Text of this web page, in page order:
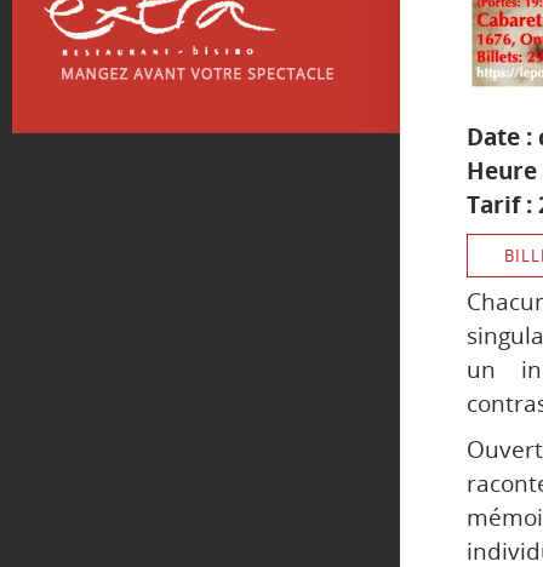
Date :
Heure
Tarif :
un